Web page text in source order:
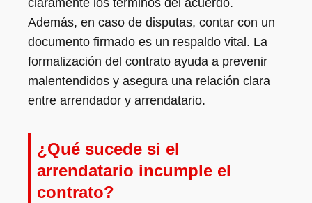
claramente los términos del acuerdo.
Además, en caso de disputas, contar con un
documento firmado es un respaldo vital. La
formalización del contrato ayuda a prevenir
malentendidos y asegura una relación clara
entre arrendador y arrendatario.
¿Qué sucede si el
arrendatario incumple el
contrato?